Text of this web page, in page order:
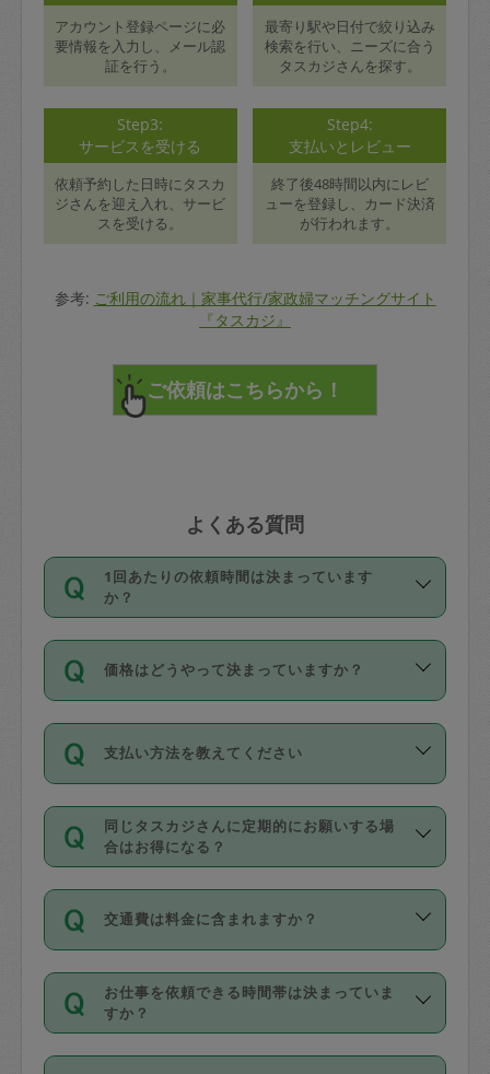
アカウント登録ページに必
要情報を入力し、メール認
証を行う。
最寄り駅や日付で絞り込み
検索を行い、ニーズに合う
タスカジさんを探す。
Step3:
サービスを受ける
依頼予約した日時にタスカ
ジさんを迎え入れ、サービ
スを受ける。
Step4:
支払いとレビュー
終了後48時間以内にレビ
ューを登録し、カード決済
が行われます。
参考: ご利用の流れ｜家事代行/家政婦マッチングサイト
『タスカジ』
よくある質問
1回あたりの依頼時間は決まっています
か？
依頼1回につき3時間固定です。3時間を
超えて依頼したい場合は、延長機能をご
利用ください。機能をご利用いただくに
の上事前申請することが必要です。な
お、3時間を下回っても、値引き等はござ
いません。
価格はどうやって決まっていますか？
11種類の価格帯の中からタスカジさん自
身が価格を選んで設定しています。
タスカジさんの価格設定には最初は制限
があり、レビュー件数、レビューの平均
値、などで除々に設定可能な最高額が上
がっていく仕組みになっています。
支払い方法を教えてください
お支払方法はクレジットカード（Visa／
Master／JCB／AMERICAN EXPRESS／
Diners Club）のみとなります。
を行う際にご入力ください。プロフィー
ル登録時にはご入力いただかなくても大
丈夫です。
デビットカード・プリペイドカード（Vプ
リカ、au WALLETなど）は支払にはご利
同じタスカジさんに定期的にお願いする場
合はお得になる？
依頼には「スポット」と「定期（毎週｜
隔週）」があり、「定期」の依頼は「ス
ポット」よりお得な料金でご利用できま
す。
定期の最低利用回数は設けていない代わ
りに、一定数を超えたキャンセルは有償
交通費は料金に含まれますか？
交通費は依頼料金とは別途発生し、依頼
料金のご請求と合わせてお支払いとなり
ます。交通費の金額は「依頼の詳細」に
お仕事を依頼できる時間帯は決まっていま
すか？
時間帯は3種類あります。いずれも１回あ